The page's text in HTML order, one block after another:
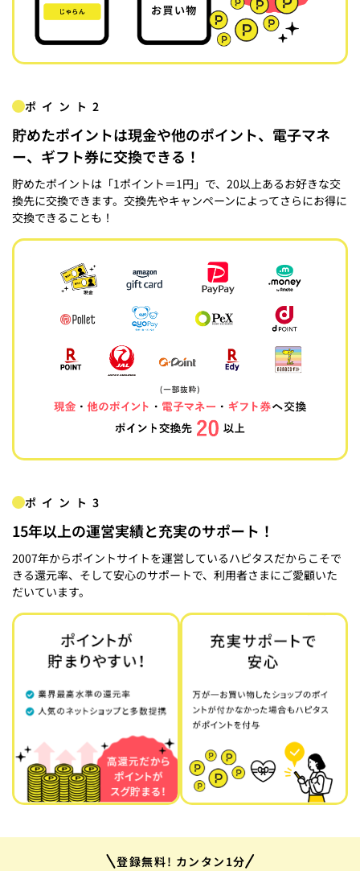
ポイント2
貯めたポイントは現金や他のポイント、電子マネ
ー、ギフト券に交換できる！
貯めたポイントは「1ポイント＝1円」で、20以上あるお好きな交
換先に交換できます。交換先やキャンペーンによってさらにお得に
交換できることも！
ポイント3
15年以上の運営実績と充実のサポート！
2007年からポイントサイトを運営しているハピタスだからこそで
きる還元率、そして安心のサポートで、利用者さまにご愛顧いた
だいています。
登録無料! カンタン1分